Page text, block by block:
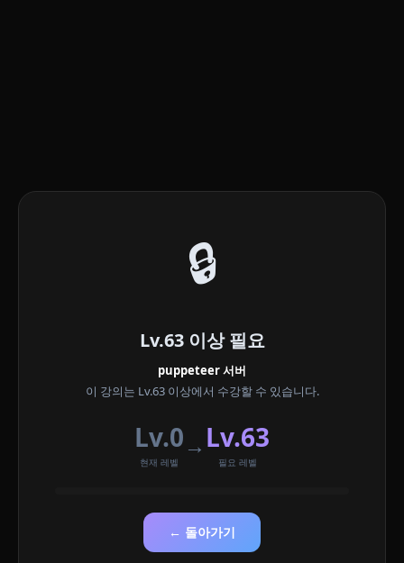
🔒
Lv.63 이상 필요
puppeteer 서버
이 강의는 Lv.63 이상에서 수강할 수 있습니다.
Lv.0
현재 레벨
→ Lv.63
필요 레벨
← 돌아가기